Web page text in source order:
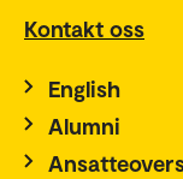
Kontakt oss
English
Alumni